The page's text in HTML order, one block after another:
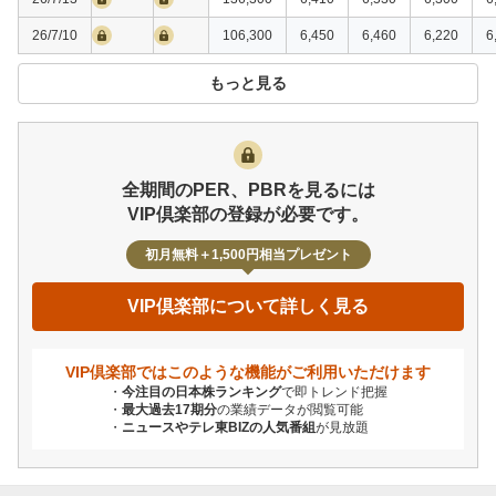
26/7/10 106,300 6,450 6,460 6,220
もっと見る
全期間のPER、PBRを見るには
VIP倶楽部の登録が必要です。
初月無料＋1,500円相当プレゼント
VIP倶楽部について詳しく見る
VIP倶楽部ではこのような機能がご利用いただけます
今注目の日本株ランキングで即トレンド把握
最大過去17期分の業績データが閲覧可能
ニュースやテレ東BIZの人気番組が見放題